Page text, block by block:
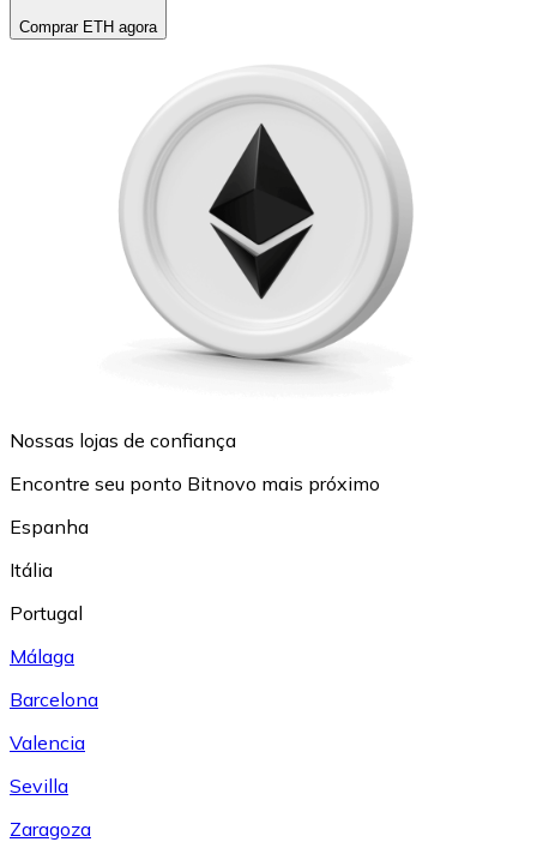
Comprar ETH agora
Nossas lojas de confiança
Encontre seu ponto Bitnovo mais próximo
Espanha
Itália
Portugal
Málaga
Barcelona
Valencia
Sevilla
Zaragoza